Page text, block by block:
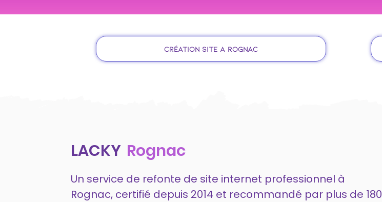
Création site à Rognac
LACKY Rognac
Un service de refonte de site internet professionnel à
Rognac, certifié depuis 2014 et recommandé par plus de 180